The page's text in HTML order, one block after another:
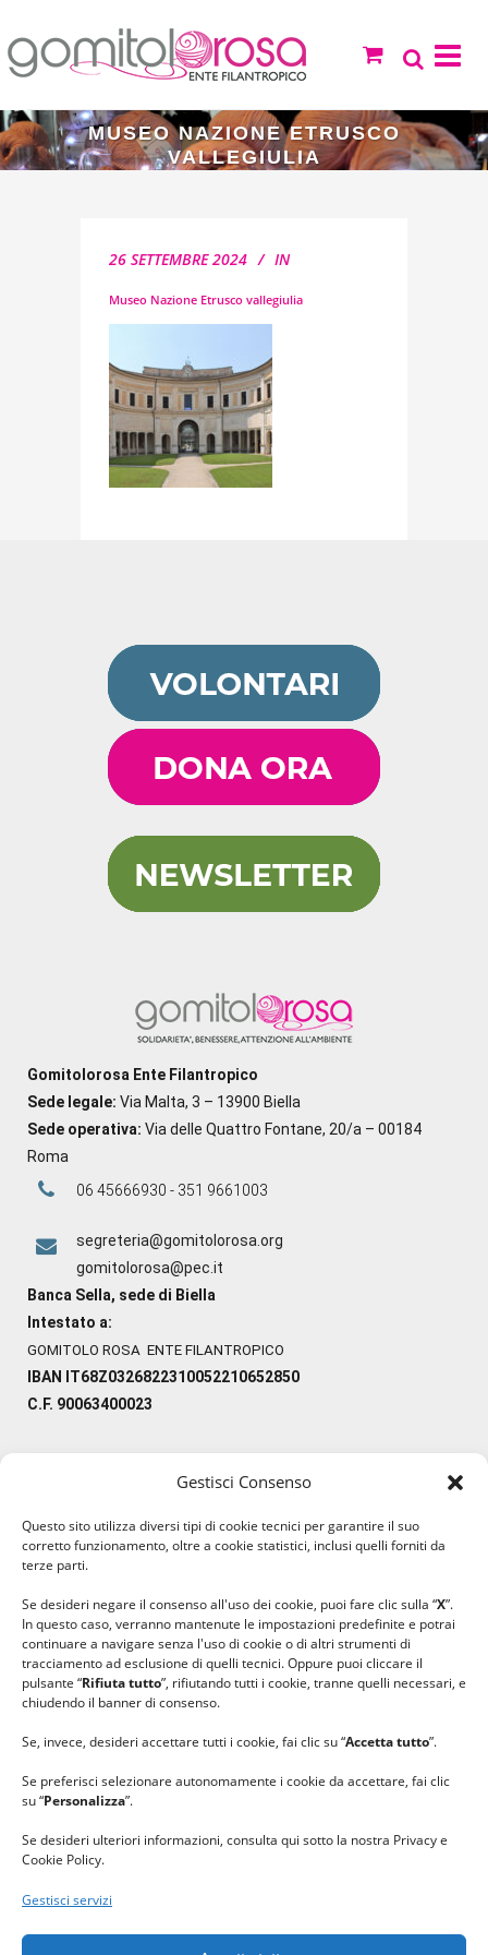
Gestisci Consenso
Questo sito utilizza diversi tipi di cookie tecnici per garantire il suo
corretto funzionamento, oltre a cookie statistici, inclusi quelli forniti da
terze parti.
Se desideri negare il consenso all'uso dei cookie, puoi fare clic sulla “X”.
In questo caso, verranno mantenute le impostazioni predefinite e potrai
continuare a navigare senza l'uso di cookie o di altri strumenti di
tracciamento ad esclusione di quelli tecnici. Oppure puoi cliccare il
pulsante “Rifiuta tutto”, rifiutando tutti i cookie, tranne quelli necessari, e
chiudendo il banner di consenso.
Se, invece, desideri accettare tutti i cookie, fai clic su “Accetta tutto”.
Se preferisci selezionare autonomamente i cookie da accettare, fai clic
su “Personalizza”.
Se desideri ulteriori informazioni, consulta qui sotto la nostra Privacy e
Cookie Policy.
Gestisci servizi
MUSEO NAZIONE ETRUSCO
VALLEGIULIA
26 SETTEMBRE 2024 IN
Museo Nazione Etrusco vallegiulia
Gomitolorosa Ente Filantropico
Sede legale: Via Malta, 3 – 13900 Biella
Sede operativa: Via delle Quattro Fontane, 20/a – 00184
Roma
06 45666930 - 351 9661003
segreteria@gomitolorosa.org
gomitolorosa@pec.it
Banca Sella, sede di Biella
Intestato a:
GOMITOLO ROSA ENTE FILANTROPICO
IBAN IT68Z0326822310052210652850
C.F. 90063400023
#lanaterapia
#ilcaloredellempatia